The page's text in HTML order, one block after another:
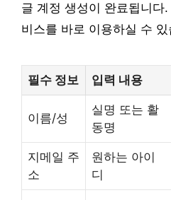
글 계정 생성이 완료됩니다
비스를 바로 이용하실 수 있
필수 정보 입력 내용
이름/성
실명 또는 활
동명
지메일 주
소
원하는 아이
디